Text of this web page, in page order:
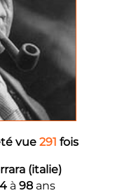
vue 291 fois
(italie)
à 98ans